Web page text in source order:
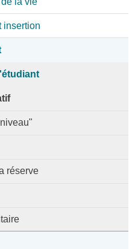
insertion
réserve